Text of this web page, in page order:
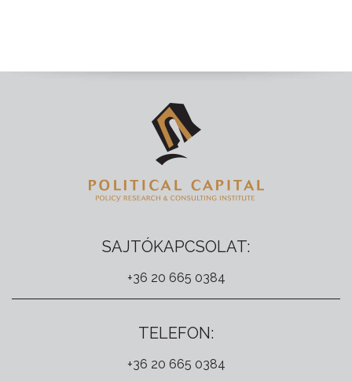
SAJTÓKAPCSOLAT:
+36 20 665 0384
TELEFON:
+36 20 665 0384